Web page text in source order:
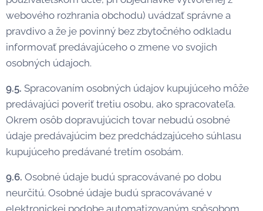
webového rozhrania obchodu) uvádzať správne a
pravdivo a že je povinný bez zbytočného odkladu
informovať predávajúceho o zmene vo svojich
osobných údajoch.
9.5. Spracovaním osobných údajov kupujúceho môže
predávajúci poveriť tretiu osobu, ako spracovateľa.
Okrem osôb dopravujúcich tovar nebudú osobné
údaje predávajúcim bez predchádzajúceho súhlasu
kupujúceho predávané tretím osobám.
9.6. Osobné údaje budú spracovávané po dobu
neurčitú. Osobné údaje budú spracovávané v
elektronickej podobe automatizovaným spôsobom